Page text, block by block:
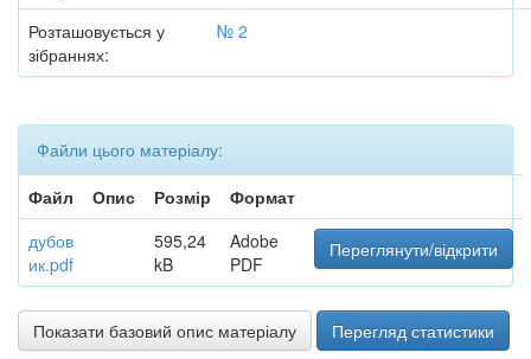
Розташовується у
зібраннях:
№ 2
Файли цього матеріалу:
Файл
Опис Розмір
Формат
дубов
ик.pdf
595,24
kB
Adobe
PDF
Переглянути/відкрити
Показати базовий опис матеріалу Перегляд статистики